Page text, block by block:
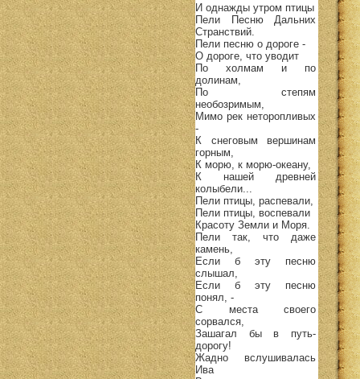
И однажды утром птицы
Пели Песню Дальних
Странствий.
Пели песню о дороге -
О дороге, что уводит
По холмам и по
долинам,
По степям
необозримым,
Мимо рек неторопливых
-
К снеговым вершинам
горным,
К морю, к морю-океану,
К нашей древней
колыбели...
Пели птицы, распевали,
Пели птицы, воспевали
Красоту Земли и Моря.
Пели так, что даже
камень,
Если б эту песню
слышал,
Если б эту песню
понял, -
С места своего
сорвался,
Зашагал бы в путь-
дорогу!
Жадно вслушивалась
Ива